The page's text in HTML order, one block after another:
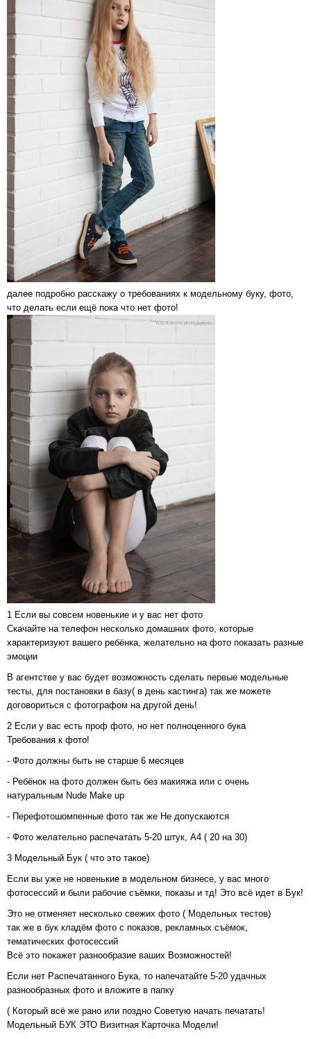
далее подробно расскажу о требованиях к модельному буку, фото,
что делать если ещё пока что нет фото!
1 Если вы совсем новенькие и у вас нет фото
Скачайте на телефон несколько домашних фото, которые
характеризуют вашего ребёнка, желательно на фото показать разные
эмоции
В агентстве у вас будет возможность сделать первые модельные
тесты, для постановки в базу( в день кастинга) так же можете
договориться с фотографом на другой день!
2 Если у вас есть проф фото, но нет полноценного бука
Требования к фото!
- Фото должны быть не старше 6 месяцев
- Ребёнок на фото должен быть без макияжа или с очень
натуральным Nude Make up
- Перефотошомпенные фото так же Не допускаются
- Фото желательно распечатать 5-20 штук, А4 ( 20 на 30)
3 Модельный Бук ( что это такое)
Если вы уже не новенькие в модельном бизнесе, у вас много
фотосессий и были рабочие съёмки, показы и тд! Это всё идет в Бук!
Это не отменяет несколько свежих фото ( Модельных тестов)
так же в бук кладём фото с показов, рекламных съёмок,
тематических фотосессий
Всё это покажет разнообразие ваших Возможностей!
Если нет Распечатанного Бука, то напечатайте 5-20 удачных
разнообразных фото и вложите в папку
( Который всё же рано или поздно Советую начать печатать!
Модельный БУК ЭТО Визитная Карточка Модели!